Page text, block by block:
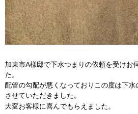
加東市A様邸で下水つまりの依頼を受けお
た。
配管の勾配が悪くなっておりこの度は下水
させていただきました。
大変お客様に喜んでもらえました。